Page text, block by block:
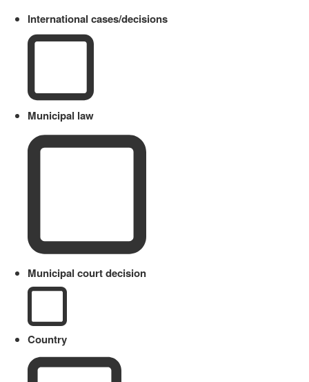
International cases/decisions
Municipal law
Municipal court decision
Country